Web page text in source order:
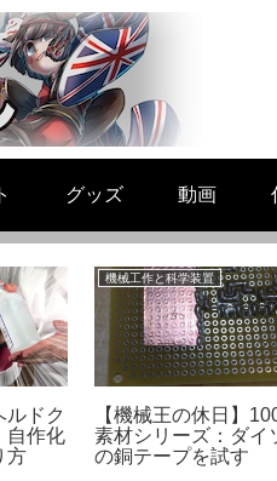
グッズ 動画
ルドク
自作化
方
機械工作と科学装置
【機械王の休日】
素材シリーズ：ダイ
の銅テープを試す